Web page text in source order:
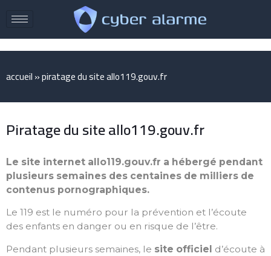
accueil»piratage du site allo119.gouv.fr
Piratage du site allo119.gouv.fr
Le site internet allo119.gouv.fr a hébergé pendant
plusieurs semaines des centaines de milliers de
contenus pornographiques.
Le 119 est le numéro pour la prévention et l’écoute
des enfants en danger ou en risque de l’être.
Pendant plusieurs semaines, le site officiel d’écoute à